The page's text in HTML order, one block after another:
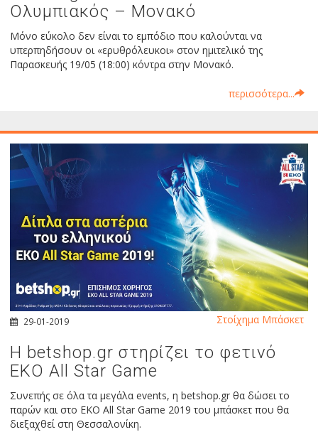
Ολυμπιακός – Μονακό
Μόνο εύκολο δεν είναι το εμπόδιο που καλούνται να
υπερπηδήσουν οι «ερυθρόλευκοι» στον ημιτελικό της
Παρασκευής 19/05 (18:00) κόντρα στην Μονακό.
περισσότερα...
29-01-2019
H betshop.gr στηρίζει το φετινό
EKO All Star Game
Συνεπής σε όλα τα μεγάλα events, η betshop.gr θα δώσει το
παρών και στο EKO All Star Game 2019 του μπάσκετ που θα
διεξαχθεί στη Θεσσαλονίκη.
Στοίχημα Μπάσκετ